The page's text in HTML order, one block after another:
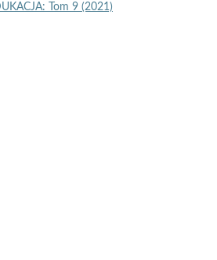
Tom 9 (2021)